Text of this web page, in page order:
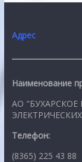
Адрес
Наименование
АО
Телефон:
(8365) 225 43 88